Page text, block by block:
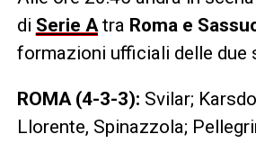
di Serie Atra Roma e
formazioni ufficiali delle due
ROMA (4-3-3): Svilar;
Llorente, Spinazzola;